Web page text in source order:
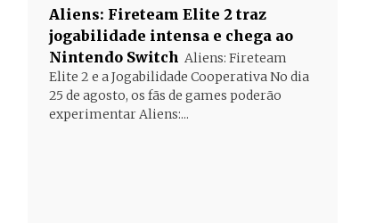
Aliens: Fireteam Elite 2 traz
jogabilidade intensa e chega ao
Nintendo Switch Aliens: Fireteam
Elite 2 e a Jogabilidade Cooperativa No dia
25 de agosto, os fãs de games poderão
experimentar Aliens:...